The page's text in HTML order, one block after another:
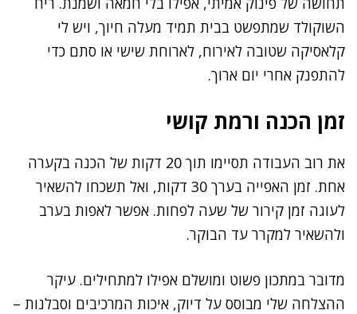
השוקולד שמתפשט בבית תמיד מעלה חיוך, ויש לי
קלאסיקה שטובה לאירוח, לארוחת שישי או סתם כדי
להתפנק אחרי יום ארוך.
זמן הכנה ורמת קושי
את רוב העבודה תסיימו תוך 20 דקות של הכנה בקערה
אחת. זמן האפייה בערך 30 דקות, ואל תשכחו להשאיר
לעוגה זמן קירור של שעה לפחות. אפשר לאפות בערב
ולהשאיר למקרר עד הבוקר.
מדובר במתכון פשוט ומושלם אפילו למתחילים. עיקר
ההצלחה שלי מבוסס על דיוק, איכות המרכיבים וסבלנות –